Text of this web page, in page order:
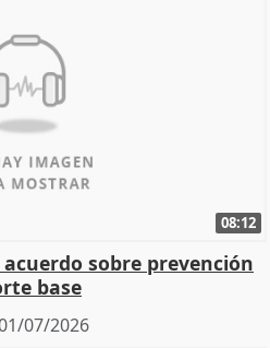
08:12
sobre prevención
base
07/2026